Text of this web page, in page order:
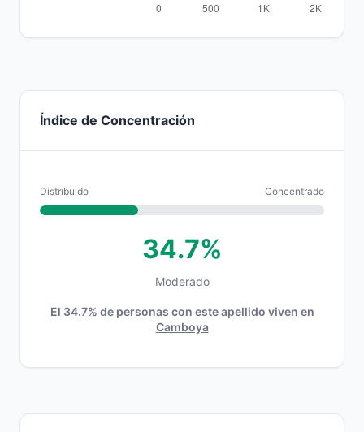
Índice de Concentración
Distribuido Concentrado
34.7%
Moderado
El 34.7% de personas con este apellido viven en
Camboya